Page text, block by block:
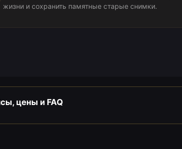
жизни и сохранить памятные старые снимки.
цены и FAQ